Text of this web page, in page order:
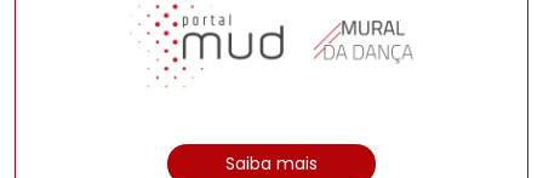
Saiba mais